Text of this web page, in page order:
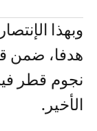
وبهذا
هدفا، ضمن
نجوم قطر
الأخير.